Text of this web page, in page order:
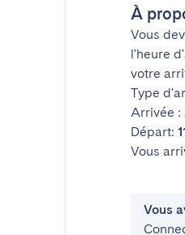
À
Vous
l'heure
votre
Type
Arrivée :
Départ:
Vous
Vous